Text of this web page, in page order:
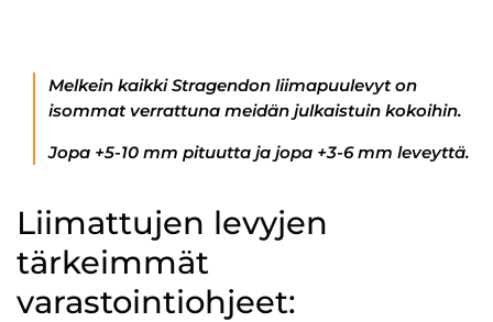
Melkein kaikki Stragendon liimapuulevyt on
isommat verrattuna meidän julkaistuin kokoihin.
Jopa +5-10 mm pituutta ja jopa +3-6 mm leveyttä.
Liimattujen levyjen
tärkeimmät
varastointiohjeet: